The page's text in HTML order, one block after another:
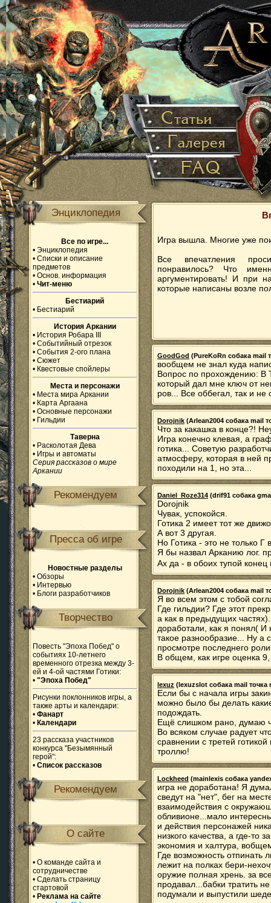
Энциклопедия
Все по игре...
• Энциклопедия
• Списки и описание
предметов
• Основ. информация
• Чит-меню
Бестиарий
• Бестиарий
История Аркании
• История Робара III
• Событийный отрезок
• События 2-ого плана
• Сюжет
• Квестовые спойлеры
Места и персонажи
• Места мира Аркании
• Карта Аргаана
• Основные персонажи
• Гильдии
Таверна
• Расколотая Дева
• Игры и автоматы
Серия рассказов о мире
Аркании
Рекомендуем
Пресса об игре
Новостные разделы
• Обзоры
• Интервью
• Блоги разработчиков
Творчество
Повесть "Эпоха Побед" о
событиях 10-летнего
временного отрезка между 3-
ей и 4-ой частями Готики:
• "Эпоха Побед"
Рисунки поклонников игры, а
также арты и календари:
• Фанарт
• Календари
23 рассказа участников
конкурса "Безымянный
герой":
• Список рассказов
Рекомендуем
О сайте
• О команде сайта и
сотрудничестве
• Сделать страницу
стартовой
• Реклама на сайте
Игра вышла. Многие уже
Все впечатления
понравилось? Что
аргументировать! И при
которые написаны возле
GoodGod (PureKoRn собака mail
вообщем не знал куда
Вопрос по прохождению: В
который дал мне ключ от
ров... Все оббегал, так и
Dorojnik (Arlean2004 собака mail
Что за какашка в конце?!
Игра конечно клевая, а
готика... Советую
атмосферу, которая в ней
походили на 1, но эта...
Daniel_Roze314 (drif91 собака
Dorojnik
Чувак, успокойся.
Готика 2 имеет тот же
А вот 3 другая.
Но Готика - это не только
Я бы назвал Арканию лог.
Ах да - в обоих тупой
Dorojnik (Arlean2004 собака mail
Я во всем этом с тобой
Где гильдии? Где этот
а как в предыдущих
доработали, как я понял(
такое разнообразие... Ну а
просмотре последнего
В общем, как игре оценка 9,
lexuz (lexuzslot собака mail точка
Если бы с начала игры
можно было бы делать
подождать.
Ещё слишком рано, думаю
Во всяком случае радует
сравнении с третей
троллю!
Lockheed (mainlexis собака
игра не доработана! Я
сведут на "нет", бег на
взаимодействия с
обливионе...мало
и действия персонажей
низкого качества, а где-то
экономия и халтура,
Где возможность отпинать
лежит на полках бери-
оружие полная хрень. за
продавал...бабки тратить
подумали и выпустили